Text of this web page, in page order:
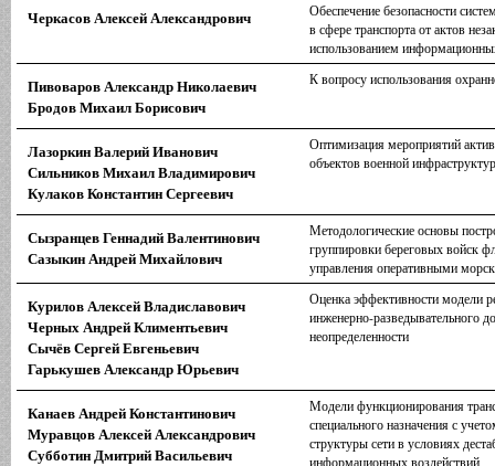
Черкасов Алексей Александрович
Обеспечение безопасности
в сфере транспорта от актов
использованием
Пивоваров Александр Николаевич
Бродов Михаил Борисович
К вопросу использования
Лазоркин Валерий Иванович
Сильников Михаил Владимирович
Кулаков Константин Сергеевич
Оптимизация мероприятий
объектов военной
Сызранцев Геннадий Валентинович
Сазыкин Андрей Михайлович
Методологические основы
группировки береговых войск
управления оперативными
Курилов Алексей Владиславович
Черных Андрей Климентьевич
Сычёв Сергей Евгеньевич
Гарькушев Александр Юрьевич
Оценка эффективности модели
инженерно-разведывательного
неопределенности
Канаев Андрей Константинович
Муравцов Алексей Александрович
Субботин Дмитрий Васильевич
Модели функционирования
специального назначения с
структуры сети в условиях
информационных воздействий